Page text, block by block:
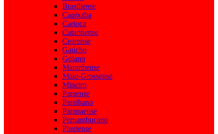
Brasiliense
Capixaba
Carioca
Catarinense
Cearense
Gaúcho
Goiano
Maranhense
Mato-Grossense
Mineiro
Paraense
Paraibano
Paranaense
Pernambucano
Piauiense